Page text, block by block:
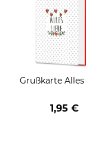
Grußkarte Alles
1,95 €